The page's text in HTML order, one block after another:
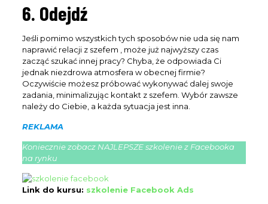
6. Odejdź
Jeśli pomimo wszystkich tych sposobów nie uda się nam
naprawić relacji z szefem , może już najwyższy czas
zacząć szukać innej pracy? Chyba, że odpowiada Ci
jednak niezdrowa atmosfera w obecnej firmie?
Oczywiście możesz próbować wykonywać dalej swoje
zadania, minimalizując kontakt z szefem. Wybór zawsze
należy do Ciebie, a każda sytuacja jest inna.
REKLAMA
Koniecznie zobacz NAJLEPSZE szkolenie z Facebooka
na rynku
Link do kursu: szkolenie Facebook Ads